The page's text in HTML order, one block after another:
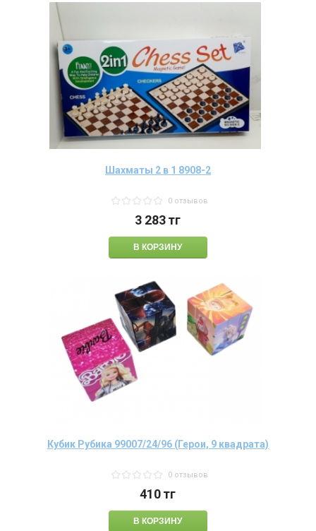
Шахматы 2 в 1 8908-2
0 отзывов
3 283тг
Кубик Рубика 99007/24/96 (Герои, 9 квадрата)
0 отзывов
410тг